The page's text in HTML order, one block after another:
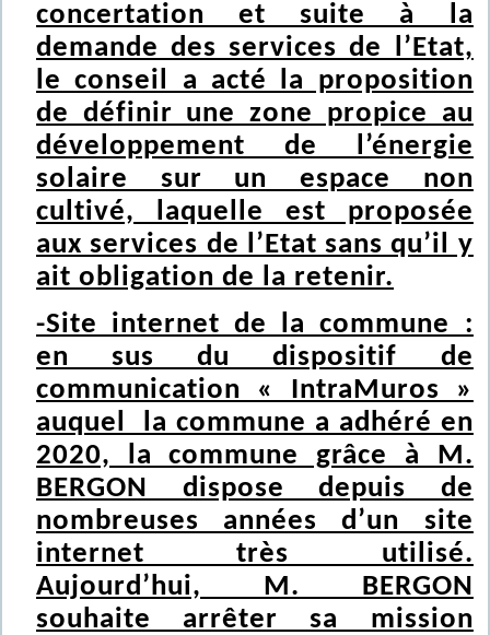
concertation et suite à la
demande des services de l’Etat,
le conseil a acté la proposition
de définir une zone propice au
développement de l’énergie
solaire sur un espace non
cultivé, laquelle est proposée
aux services de l’Etat sans qu’il y
ait obligation de la retenir.
-Site internet de la commune :
en sus du dispositif de
communication « IntraMuros »
auquel la commune a adhéré en
2020, la commune grâce à M.
BERGON dispose depuis de
nombreuses années d’un site
internet très utilisé.
Aujourd’hui, M. BERGON
souhaite arrêter sa mission